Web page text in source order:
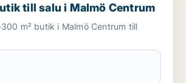
till salu i Malmö Centrum
m² butik i Malmö Centrum till